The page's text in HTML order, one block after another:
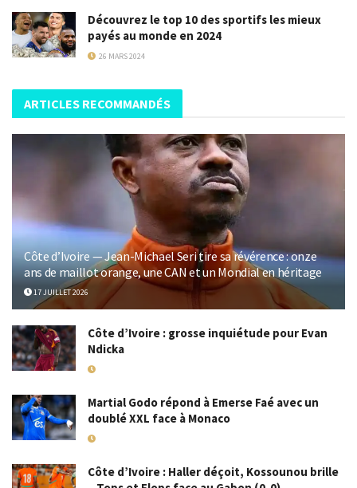
Découvrez le top 10 des sportifs les mieux
payés au monde en 2024
26 MARS 2024
ARTICLES RECOMMANDÉS
Côte d’Ivoire — Jean-Michael Seri tire sa révérence : onze
ans de maillot orange, une CAN et un Mondial en héritage
17 JUILLET 2026
Côte d’Ivoire : grosse inquiétude pour Evan
Ndicka
Martial Godo répond à Emerse Faé avec un
doublé XXL face à Monaco
Côte d’Ivoire : Haller déçoit, Kossounou brille